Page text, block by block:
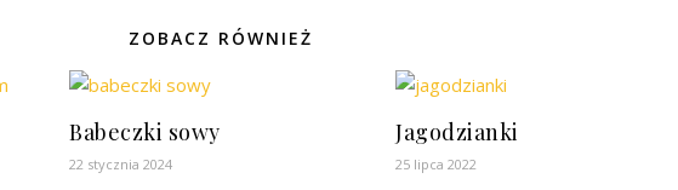
ZOBACZ RÓWNIEŻ
Babeczki sowy
22 stycznia 2024
Jagodzianki
25 lipca 2022